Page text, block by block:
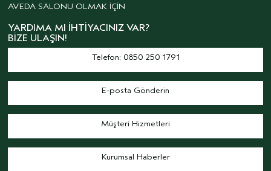
AVEDA SALONU OLMAK İÇİN
YARDIMA MI İHTIYACINIZ VAR?
BIZE ULAŞIN!
Telefon: 0850 250 1791
E-posta Gönderin
Müşteri Hizmetleri
Kurumsal Haberler